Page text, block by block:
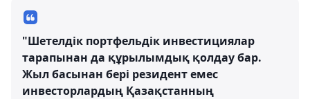
"Шетелдік портфельдік инвестициялар
тарапынан да құрылымдық қолдау бар.
Жыл басынан бері резидент емес
инвесторлардың Қазақстанның